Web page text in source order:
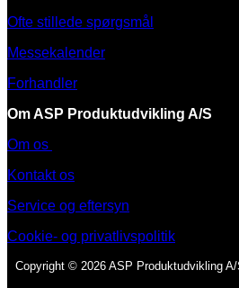
Ofte stillede spørgsmål
Messekalender
Forhandler
Om ASP Produktudvikling A/S
Om os
Kontakt os
Service og eftersyn
Cookie- og privatlivspolitik
Copyright © 2026 ASP Produktudvikling